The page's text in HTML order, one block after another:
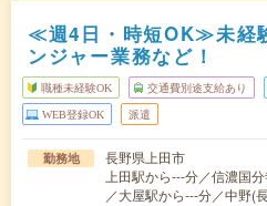
≪週4日・時短OK≫未経
ンジャー業務など！
職種未経験OK 交通費別途支給あり
WEB登録OK 派遣
勤務地
長野県上田市
上田駅から---分／信濃国
／大屋駅から---分／中野(